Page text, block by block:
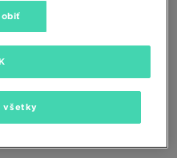
alebo
filtre
všetky